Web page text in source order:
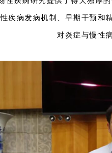
疾病发病机制、早期干预和
对炎症与慢性